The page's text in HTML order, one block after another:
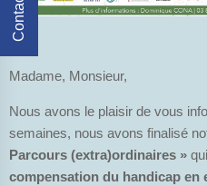
Madame, Monsieur,
Nous avons le plaisir de vous
semaines, nous avons finalisé
Parcours (extra)ordinaires »
compensation du handicap en